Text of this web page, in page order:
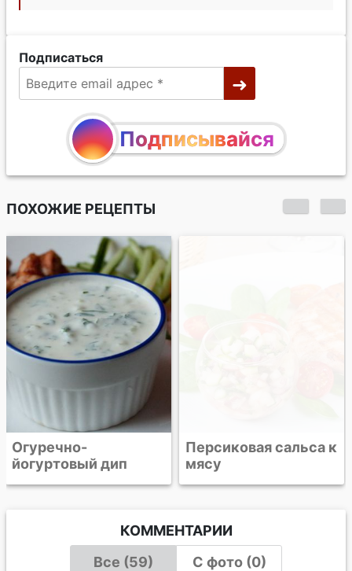
Подписаться
Подписывайся
ПОХОЖИЕ РЕЦЕПТЫ
Огуречно-
йогуртовый дип
Персиковая сальса к
мясу
КОММЕНТАРИИ
Все (59)
С фото (0)